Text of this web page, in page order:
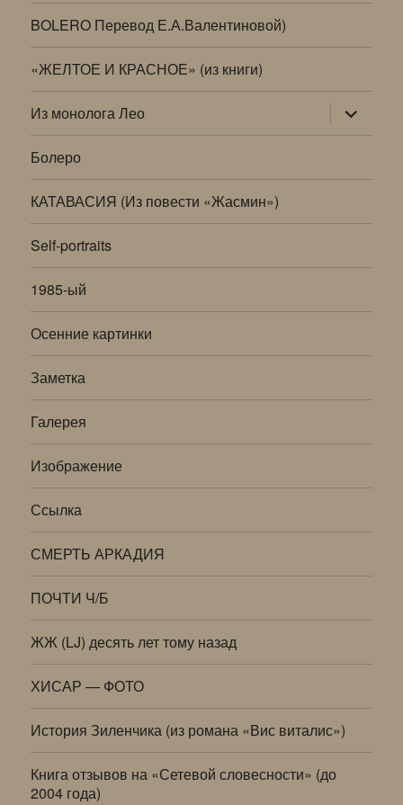
BOLERO Перевод Е.А.Валентиновой)
«ЖЕЛТОЕ И КРАСНОЕ» (из книги)
Из монолога Лео раскрыть
дочернее
меню
Болеро
КАТАВАСИЯ (Из повести «Жасмин»)
Self-portraits
1985-ый
Осенние картинки
Заметка
Галерея
Изображение
Ссылка
СМЕРТЬ АРКАДИЯ
ПОЧТИ Ч/Б
ЖЖ (LJ) десять лет тому назад
ХИСАР — ФОТО
История Зиленчика (из романа «Вис виталис»)
Книга отзывов на «Сетевой словесности» (до
2004 года)